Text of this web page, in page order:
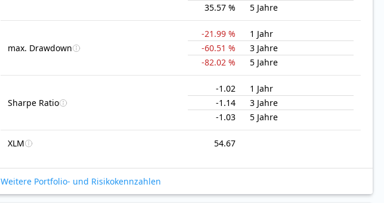
35.57 %
5 Jahre
max. Drawdown
-21.99 %
1 Jahr
-60.51 %
3 Jahre
-82.02 %
5 Jahre
Sharpe Ratio
-1.02
1 Jahr
-1.14
3 Jahre
-1.03
5 Jahre
XLM 54.67
Weitere Portfolio- und Risikokennzahlen